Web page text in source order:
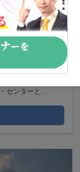
の習慣』の評判
が全世界で3000万
センターと...